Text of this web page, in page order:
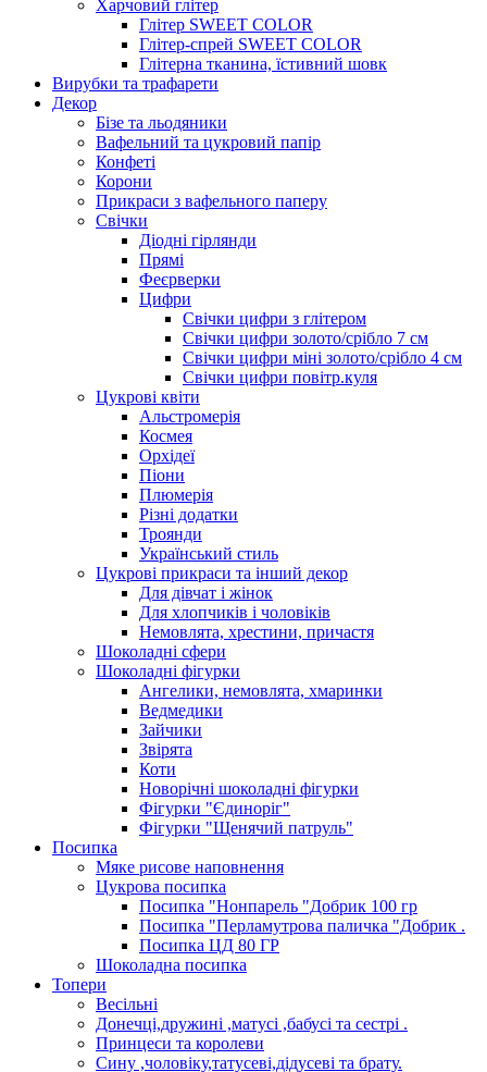
Харчовий глітер
Глітер SWEET COLOR
Глітер-спрей SWEET COLOR
Глітерна тканина, їстивний шовк
Вирубки та трафарети
Декор
Бізе та льодяники
Вафельний та цукровий папір
Конфеті
Корони
Прикраси з вафельного паперу
Свічки
Діодні гірлянди
Прямі
Феєрверки
Цифри
Свічки цифри з глітером
Свічки цифри золото/срібло 7 см
Свічки цифри міні золото/срібло 4 см
Свічки цифри повітр.куля
Цукрові квіти
Альстромерія
Космея
Орхідеї
Піони
Плюмерія
Різні додатки
Троянди
Український стиль
Цукрові прикраси та інший декор
Для дівчат і жінок
Для хлопчиків і чоловіків
Немовлята, хрестини, причастя
Шоколадні сфери
Шоколадні фігурки
Ангелики, немовлята, хмаринки
Ведмедики
Зайчики
Звірята
Коти
Новорічні шоколадні фігурки
Фігурки "Єдиноріг"
Фігурки "Щенячий патруль"
Посипка
Мяке рисове наповнення
Цукрова посипка
Посипка "Нонпарель "Добрик 100 гр
Посипка "Перламутрова паличка "Добрик .
Посипка ЦД 80 ГР
Шоколадна посипка
Топери
Весільні
Донечці,дружині ,матусі ,бабусі та сестрі .
Принцеси та королеви
Сину ,чоловіку,татусеві,дідусеві та брату.